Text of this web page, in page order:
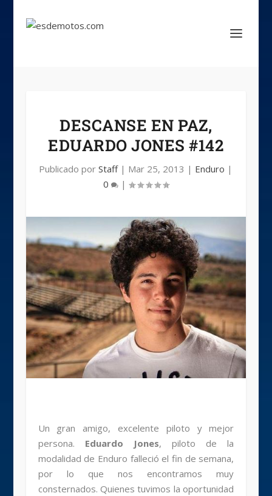
DESCANSE EN PAZ,
EDUARDO JONES #142
Publicado porStaff| Mar 25, 2013 | Enduro |
0
|
Un gran amigo, excelente piloto y mejor
persona. Eduardo Jones, piloto de la
modalidad de Enduro falleció el fin de semana,
por lo que nos encontramos muy
consternados. Quienes tuvimos la oportunidad